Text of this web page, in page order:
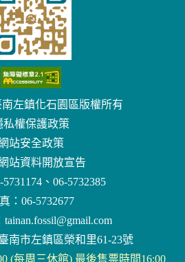
左鎮化石園區版權所有
私權保護政策
站安全政策
站資料開放宣告
、06-5732385
：06-5732677
tainan.fossil@gmail.com
南市左鎮區榮和里61-23號
(每周三休館) 最後售票時間16:00